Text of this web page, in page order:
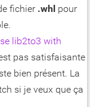
fichier .whl pour
lib2to3 with
pas satisfaisante
bien présent. La
si je veux que ça